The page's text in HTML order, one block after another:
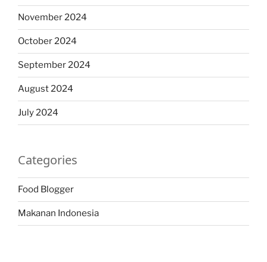
November 2024
October 2024
September 2024
August 2024
July 2024
Categories
Food Blogger
Makanan Indonesia